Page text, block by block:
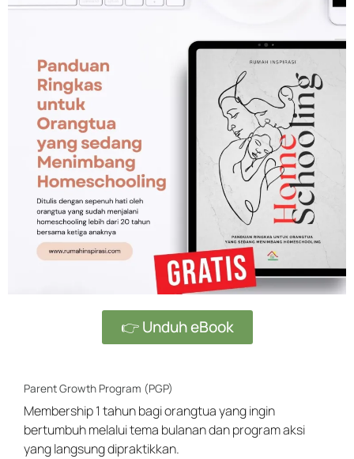
👉 Unduh eBook
Parent Growth Program (PGP)
Membership 1 tahun bagi orangtua yang ingin
bertumbuh melalui tema bulanan dan program aksi
yang langsung dipraktikkan.